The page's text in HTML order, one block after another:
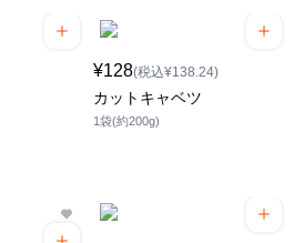
¥128(税込¥138.24)
カットキャベツ
1袋(約200g)